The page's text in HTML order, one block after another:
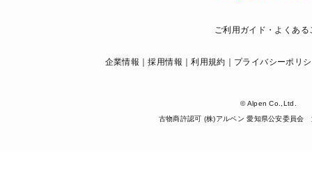
ご利用ガイド・よくある
企業情報 採用情報 利用規約 プライバシーポリ
© Alpen Co.,Ltd.
古物商許認可 (株)アルペン 愛知県公安委員